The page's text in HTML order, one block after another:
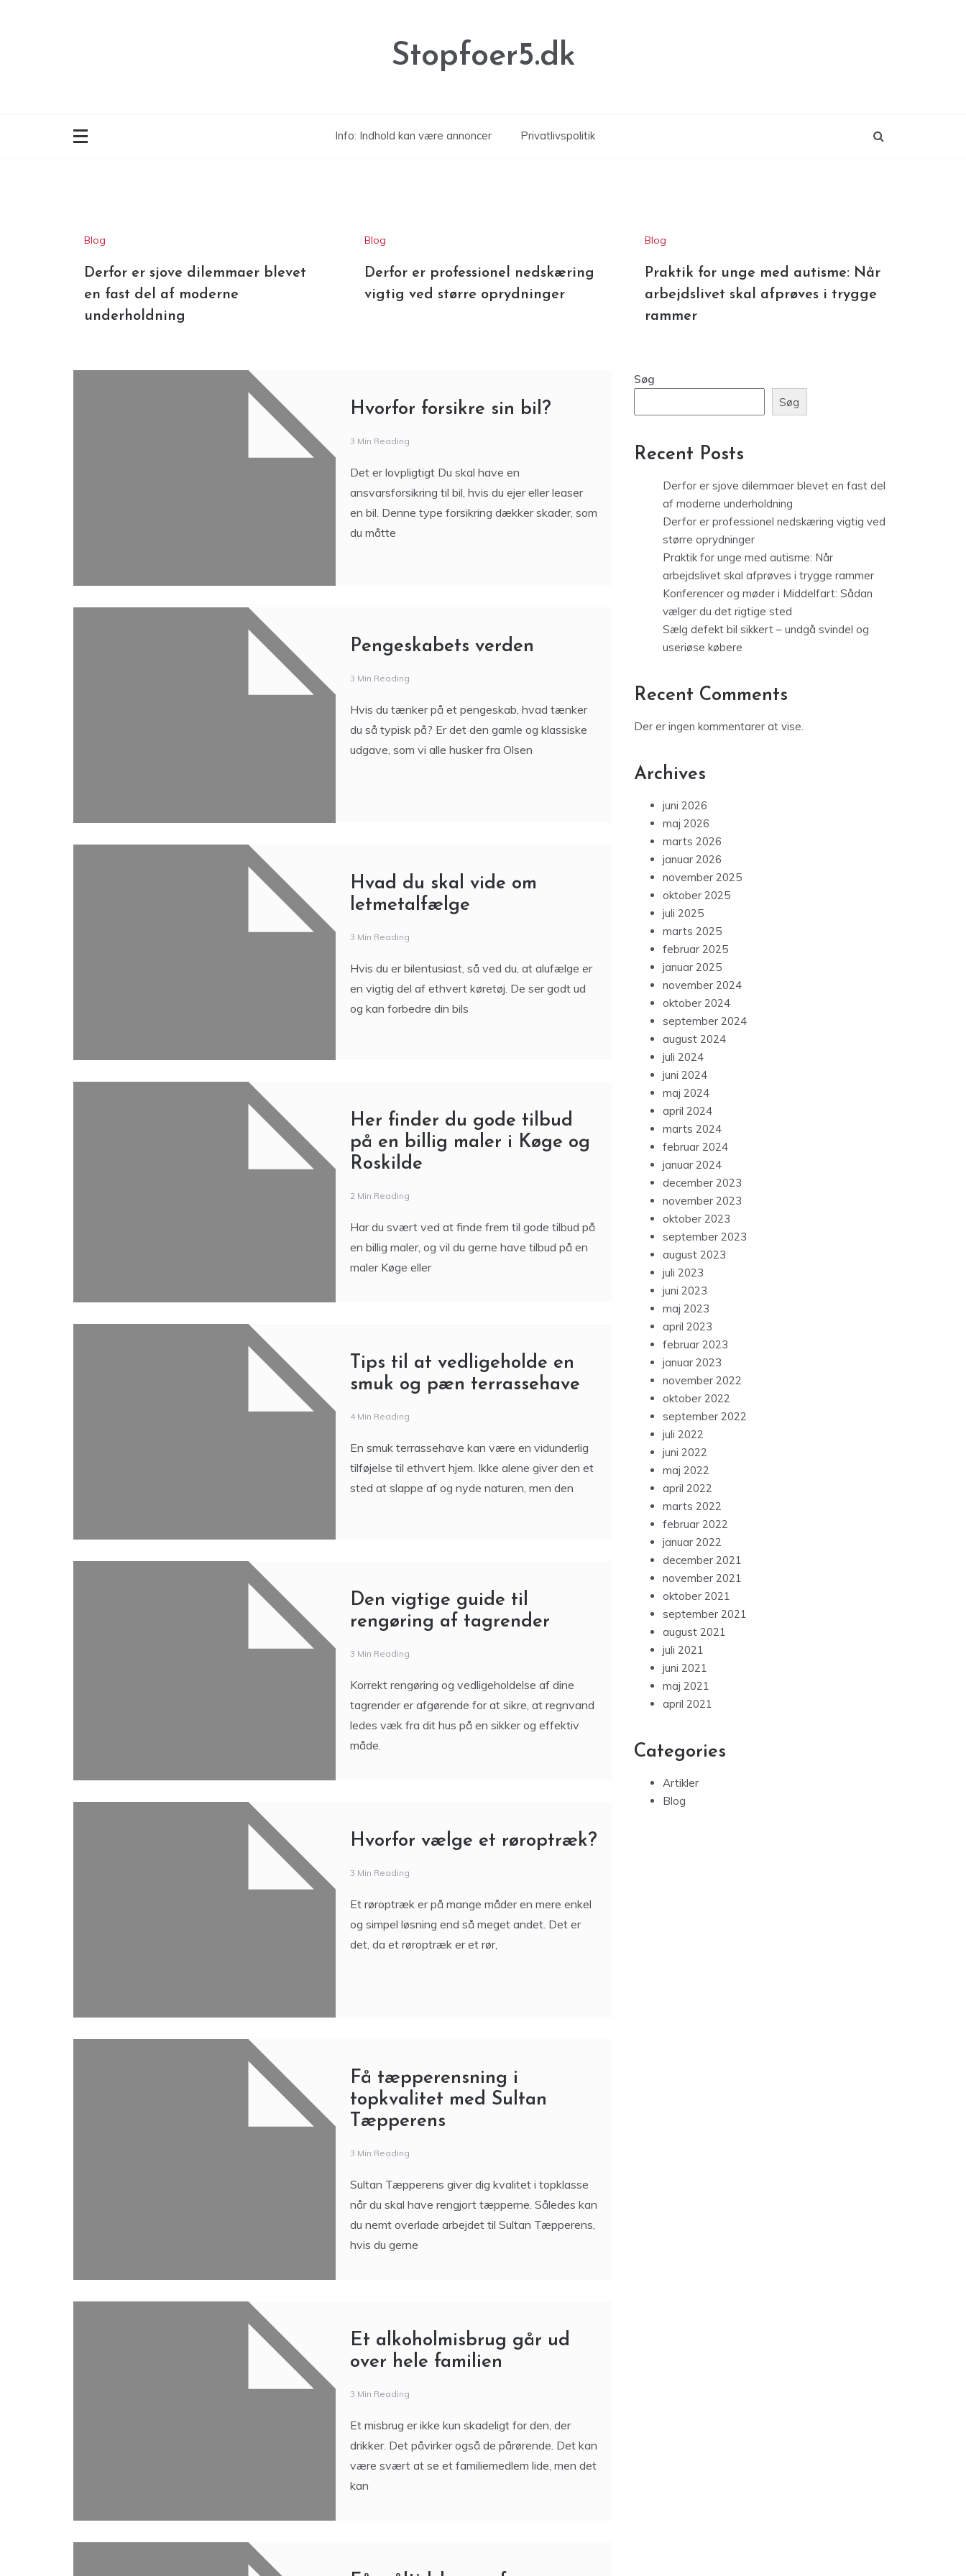
Stopfoer5.dk
Info: Indhold kan være annoncer Privatlivspolitik
Blog
Derfor er sjove dilemmaer blevet
en fast del af moderne
underholdning
Blog
Derfor er professionel nedskæring
vigtig ved større oprydninger
Blog
Praktik for unge med autisme: Når
arbejdslivet skal afprøves i trygge
rammer
Hvorfor forsikre sin bil?
3 Min Reading
Det er lovpligtigt Du skal have en
ansvarsforsikring til bil, hvis du ejer eller leaser
en bil. Denne type forsikring dækker skader, som
du måtte
Pengeskabets verden
3 Min Reading
Hvis du tænker på et pengeskab, hvad tænker
du så typisk på? Er det den gamle og klassiske
udgave, som vi alle husker fra Olsen
Hvad du skal vide om
letmetalfælge
3 Min Reading
Hvis du er bilentusiast, så ved du, at alufælge er
en vigtig del af ethvert køretøj. De ser godt ud
og kan forbedre din bils
Her finder du gode tilbud
på en billig maler i Køge og
Roskilde
2 Min Reading
Har du svært ved at finde frem til gode tilbud på
en billig maler, og vil du gerne have tilbud på en
maler Køge eller
Tips til at vedligeholde en
smuk og pæn terrassehave
4 Min Reading
En smuk terrassehave kan være en vidunderlig
tilføjelse til ethvert hjem. Ikke alene giver den et
sted at slappe af og nyde naturen, men den
Den vigtige guide til
rengøring af tagrender
3 Min Reading
Korrekt rengøring og vedligeholdelse af dine
tagrender er afgørende for at sikre, at regnvand
ledes væk fra dit hus på en sikker og effektiv
måde.
Hvorfor vælge et røroptræk?
3 Min Reading
Et røroptræk er på mange måder en mere enkel
og simpel løsning end så meget andet. Det er
det, da et røroptræk er et rør,
Få tæpperensning i
topkvalitet med Sultan
Tæpperens
3 Min Reading
Sultan Tæpperens giver dig kvalitet i topklasse
når du skal have rengjort tæpperne. Således kan
du nemt overlade arbejdet til Sultan Tæpperens,
hvis du gerne
Et alkoholmisbrug går ud
over hele familien
3 Min Reading
Et misbrug er ikke kun skadeligt for den, der
drikker. Det påvirker også de pårørende. Det kan
være svært at se et familiemedlem lide, men det
kan
Søg
Søg
Recent Posts
Derfor er sjove dilemmaer blevet en fast del
af moderne underholdning
Derfor er professionel nedskæring vigtig ved
større oprydninger
Praktik for unge med autisme: Når
arbejdslivet skal afprøves i trygge rammer
Konferencer og møder i Middelfart: Sådan
vælger du det rigtige sted
Sælg defekt bil sikkert – undgå svindel og
useriøse købere
Recent Comments
Der er ingen kommentarer at vise.
Archives
juni 2026
maj 2026
marts 2026
januar 2026
november 2025
oktober 2025
juli 2025
marts 2025
februar 2025
januar 2025
november 2024
oktober 2024
september 2024
august 2024
juli 2024
juni 2024
maj 2024
april 2024
marts 2024
februar 2024
januar 2024
december 2023
november 2023
oktober 2023
september 2023
august 2023
juli 2023
juni 2023
maj 2023
april 2023
februar 2023
januar 2023
november 2022
oktober 2022
september 2022
juli 2022
juni 2022
maj 2022
april 2022
marts 2022
februar 2022
januar 2022
december 2021
november 2021
oktober 2021
september 2021
august 2021
juli 2021
juni 2021
maj 2021
april 2021
Categories
Artikler
Blog